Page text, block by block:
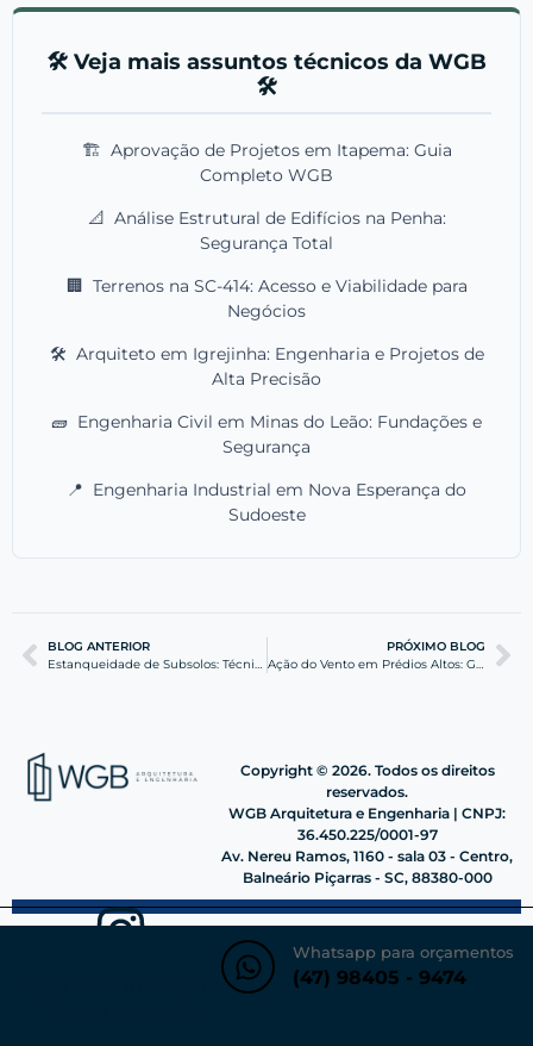
🛠️ Veja mais assuntos técnicos da WGB
🛠️
🏗️ Aprovação de Projetos em Itapema: Guia
Completo WGB
📐 Análise Estrutural de Edifícios na Penha:
Segurança Total
🏢 Terrenos na SC-414: Acesso e Viabilidade para
Negócios
🛠️ Arquiteto em Igrejinha: Engenharia e Projetos de
Alta Precisão
🧱 Engenharia Civil em Minas do Leão: Fundações e
Segurança
📍 Engenharia Industrial em Nova Esperança do
Sudoeste
BLOG ANTERIOR
Estanqueidade de Subsolos: Técnicas e Soluções Eficazes
PRÓXIMO BLOG
Ação do Vento em Prédios Altos: Guia Técnico de Engenharia
Copyright © 2026. Todos os direitos
reservados.
WGB Arquitetura e Engenharia | CNPJ:
36.450.225/0001-97
Av. Nereu Ramos, 1160 - sala 03 - Centro,
Balneário Piçarras - SC, 88380-000
Whatsapp para orçamentos
(47) 98405 - 9474